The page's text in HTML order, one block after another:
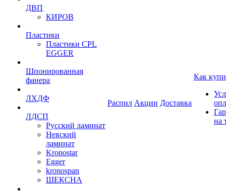
ДВП
КИРОВ
Пластики
Пластики CPL
EGGER
Шпонированная
фанера
ЛХДФ
ЛДСП
Русский ламинат
Невский
ламинат
Kronostar
Egger
kronospan
ШЕКСНА
Распил Акции Доставка
Как
на